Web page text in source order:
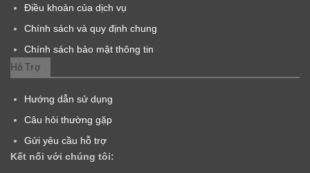
Điều khoản của dịch vụ
Chính sách và quy định chung
Chính sách bảo mật thông tin
Hỗ Trợ
Hướng dẫn sử dụng
Câu hỏi thường gặp
Gửi yêu cầu hỗ trợ
Kết nối với chúng tôi: